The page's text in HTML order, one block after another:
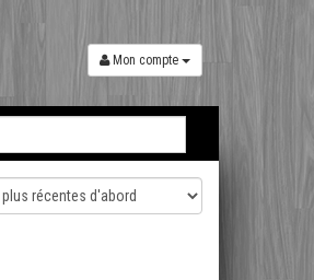
Mon compte